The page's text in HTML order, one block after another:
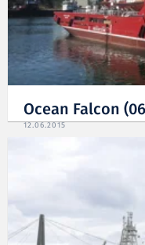
Ocean Falcon
12.06.2015